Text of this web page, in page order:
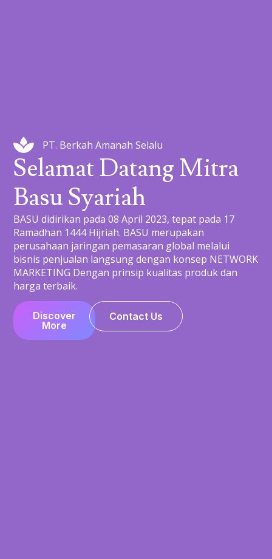
PT. Berkah Amanah Selalu
Selamat Datang Mitra
Basu Syariah
BASU didirikan pada 08 April 2023, tepat pada 17
Ramadhan 1444 Hijriah. BASU merupakan
perusahaan jaringan pemasaran global melalui
bisnis penjualan langsung dengan konsep NETWORK
MARKETING Dengan prinsip kualitas produk dan
harga terbaik.
Discover
More
Contact Us